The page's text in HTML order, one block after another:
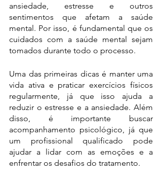
ansiedade, estresse e outros
sentimentos que afetam a saúde
mental. Por isso, é fundamental que os
cuidados com a saúde mental sejam
tomados durante todo o processo.
Uma das primeiras dicas é manter uma
vida ativa e praticar exercícios físicos
regularmente, já que isso ajuda a
reduzir o estresse e a ansiedade. Além
disso, é importante buscar
acompanhamento psicológico, já que
um profissional qualificado pode
ajudar a lidar com as emoções e a
enfrentar os desafios do tratamento.